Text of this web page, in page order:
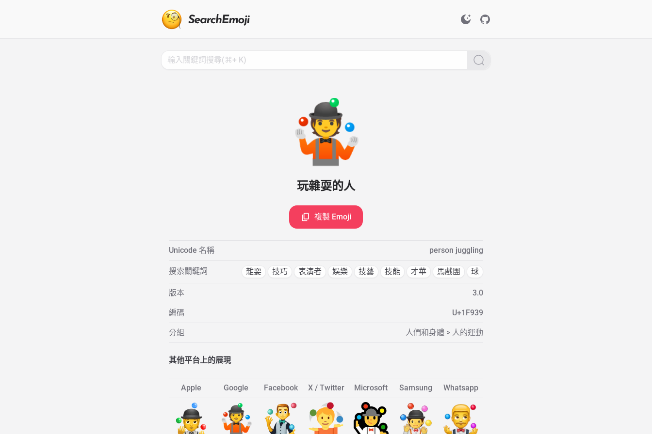
🤹
玩雜耍的人
複製 Emoji
Unicode 名稱 person juggling
搜索關鍵詞 雜耍 技巧 表演者 娛樂 技藝 技能 才華 馬戲團 球
版本 3.0
編碼 U+1F939
分組 人們和身體 > 人的運動
其他平台上的展現
Apple Google Facebook X / Twitter Microsoft Samsung Whatsapp